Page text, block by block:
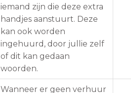
iemand zijn die deze extra
handjes aanstuurt. Deze
kan ook worden
ingehuurd, door jullie zelf
of dit kan gedaan
woorden.
Wanneer er geen verhuur